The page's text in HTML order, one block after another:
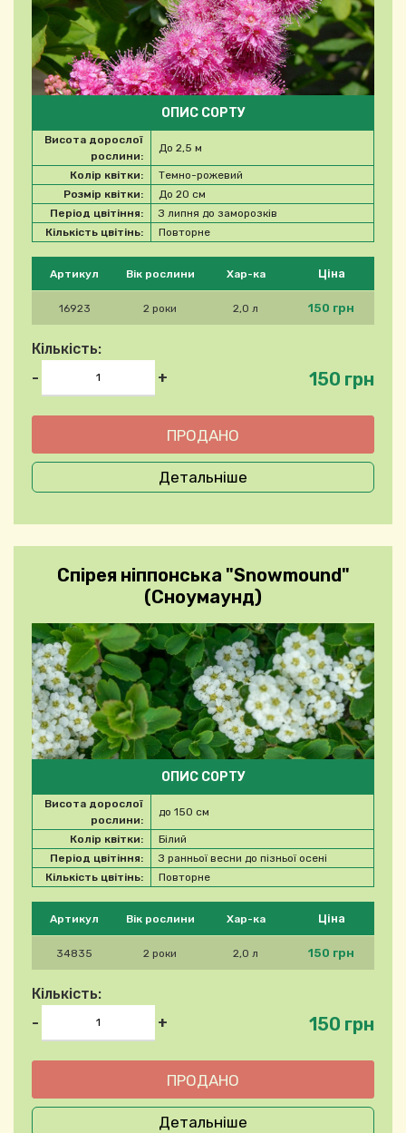
Будь ласка, виберіть продукт
Артикул Вік рослини Хар-ка Ціна
16923 2 роки 2,0 л 150 грн
Кількість:
-
+ 150 грн
ОПИС СОРТУ
Висота дорослої
рослини:
До 2,5 м
Колір квітки:
Темно-рожевий
Розмір квітки:
До 20 см
Період цвітіння:
З липня до заморозків
Кількість цвітінь:
Повторне
Детальніше
Спірея ніппонська "Snowmound"
(Сноумаунд)
Будь ласка, виберіть продукт
Артикул Вік рослини Хар-ка Ціна
34835 2 роки 2,0 л 150 грн
Кількість:
-
+ 150 грн
ОПИС СОРТУ
Висота дорослої
рослини:
до 150 см
Колір квітки:
Білий
Період цвітіння:
З ранньої весни до пізньої осені
Кількість цвітінь:
Повторне
Детальніше